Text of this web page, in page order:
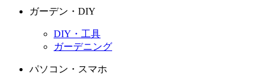
ガーデン・DIY
DIY・工具
ガーデニング
パソコン・スマホ